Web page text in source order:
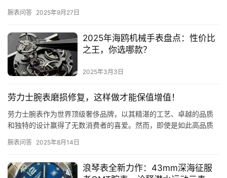
的光彩…
腕表问答 2025年9月27日
2025年海鸥机械手表盘点：性价比
之王，你选哪款？
2025年3月3日
劳力士腕表磨损修复，这样做才能保值增值！
劳力士腕表作为世界顶级奢侈品牌，以其精湛的工艺、卓越的品质
和独特的设计赢得了无数消费者的喜爱。然而，即使是如此高品质
出现磨…
腕表问答 2025年8月14日
浪琴表全新力作：43mm深海征服